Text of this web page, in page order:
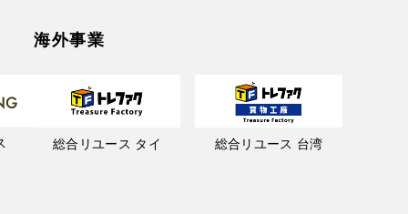
海外事業
総合リユース タイ 総合リユース 台湾